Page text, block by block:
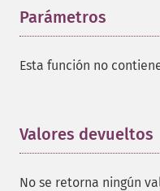
Parámetros
Esta función no
Valores devueltos
No se retorna ningún